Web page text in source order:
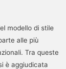
modello di stile
alle più
Tra queste
è aggiudicata